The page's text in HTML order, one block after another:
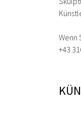
Wenn
+43